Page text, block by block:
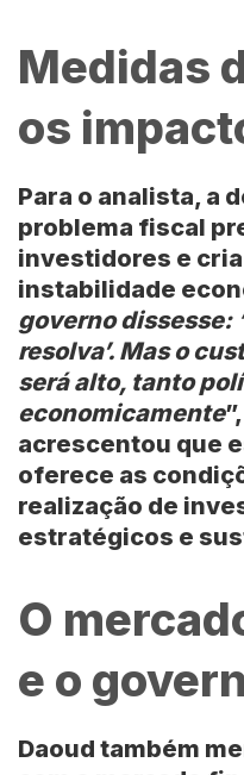
Medidas
os
Para o analista, a
problema fiscal
investidores e
instabilidade
governo dissesse:
resolva’. Mas o
será alto, tanto
economicamente
acrescentou que
oferece as
realização de
estratégicos e
O
e o
Daoud também